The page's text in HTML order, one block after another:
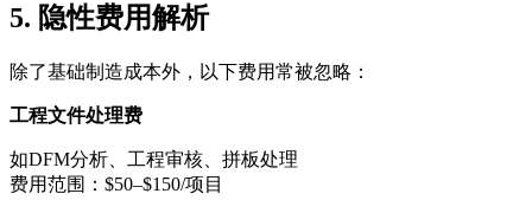
5. 隐性费用解析
除了基础制造成本外，以下费用常被忽略：
工程文件处理费
如DFM分析、工程审核、拼板处理
费用范围：$50–$150/项目